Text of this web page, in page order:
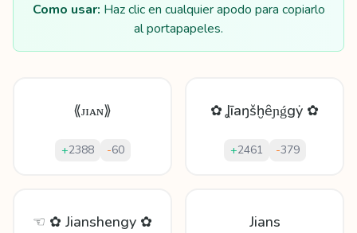
Como usar: Haz clic en cualquier apodo para copiarlo
al portapapeles.
⟪ᴊɪᴀɴ⟫
+2388 -60
✿ Ʝīаŋšḫȇɲǵgẏ ✿
+2461 -379
☜ ✿ Jianshengy ✿ Jians